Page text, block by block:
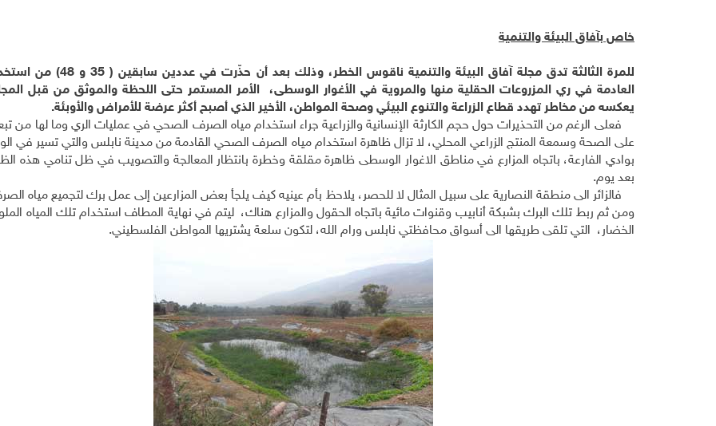
خاص بآفاق البيئة والتنمية
للمرة الثالثة تدق مجلة آفاق البيئة والتنمية ناقوس الخطر،
العادمة في ري المزروعات الحقلية منها والمروية في الأغوار الوسطى، الأمر المستمر حتى اللحظة والموثق من قبل
يعكسه من مخاطر تهدد قطاع الزراعة والتنوع البيئي وصحة المواطن، الأخير الذي أصبح أكثر عرضة للأمراض والأوبئة.
فعلى الرغم من التحذيرات حول حجم الكارثة الإنسانية والزراعية جراء استخدام مياه الصرف الصحي في عمليات الري وما لها من
على الصحة وسمعة المنتج الزراعي المحلي، لا تزال ظاهرة استخدام مياه الصرف الصحي القادمة من مدينة نابلس والتي تسير في
بوادي الفارعة، باتجاه المزارع في مناطق الاغوار الوسطى ظاهرة مقلقة وخطرة بانتظار المعالجة والتصويب في ظل تنامي هذه
بعد يوم.
فالزائر الى منطقة النصارية على سبيل المثال لا للحصر، يلاحظ بأم عينيه كيف يلجأ بعض المزارعين إلى عمل برك لتجميع مياه
ومن ثم ربط تلك البرك بشبكة أنابيب وقنوات مائية باتجاه الحقول والمزارع هناك، ليتم في نهاية المطاف استخدام تلك المياه
الخضار، التي تلقى طريقها الى أسواق محافظتي نابلس ورام الله، لتكون سلعة يشتريها المواطن الفلسطيني.